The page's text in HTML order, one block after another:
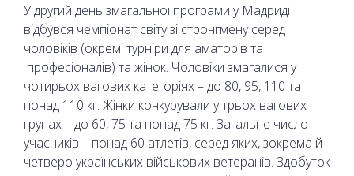
У другий день змагальної програми у Мадриді
відбувся чемпіонат світу зі стронгмену серед
чоловіків (окремі турніри для аматорів та
професіоналів) та жінок. Чоловіки змагалися у
чотирьох вагових категоріях – до 80, 95, 110 та
понад 110 кг. Жінки конкурували у трьох вагових
групах – до 60, 75 та понад 75 кг. Загальне число
учасників – понад 60 атлетів, серед яких, зокрема й
четверо українських військових ветеранів. Здобуток